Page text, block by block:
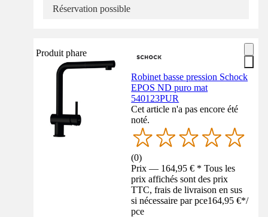
Réservation possible
Produit phare
Robinet basse pression Schock
EPOS ND puro mat
540123PUR
Cet article n'a pas encore été
noté.
(0)
Prix — 164,95 € * Tous les
prix affichés sont des prix
TTC, frais de livraison en sus
si nécessaire par pce164,95 €*/
pce